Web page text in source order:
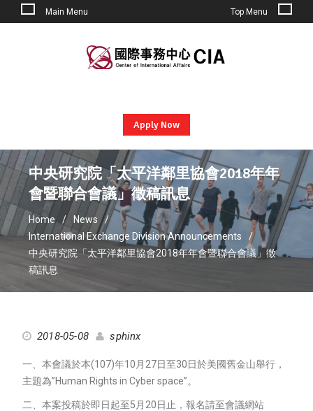
Main Menu Top Menu
Apply Now
中央研究院「太平洋鄰里協會2018年年
會暨聯合會議」徵稿訊息
Home
News
International Exchange Division Announcements
中央研究院「太平洋鄰里協會2018年年會暨聯合會議」徵
稿訊息
2018-05-08 sphinx
一、本會議於本(107)年10月27日至30日於美國舊金山舉行，
主題為”Human Rights in Cyber space”。
二、本案投稿於即日起至5月20日止，報名請至會議網站